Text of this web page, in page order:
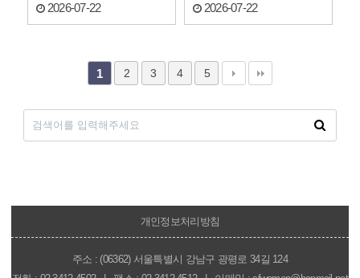
2026-07-22
2026-07-22
1 2 3 4 5
개인정보처리방침
주소 : (06362) 서울특별시 강남구 광평로 34길 124